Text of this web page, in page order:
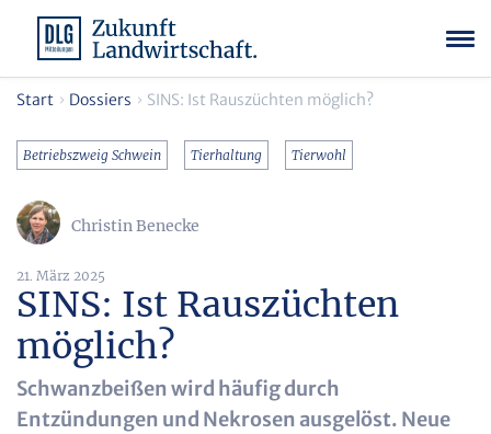
Start Dossiers SINS: Ist Rauszüchten möglich?
Betriebszweig Schwein Tierhaltung Tierwohl
Christin Benecke
21. März 2025
SINS: Ist Rauszüchten
möglich?
Schwanzbeißen wird häufig durch
Entzündungen und Nekrosen ausgelöst. Neue